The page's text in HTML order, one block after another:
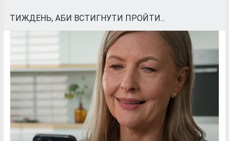
ТИЖДЕНЬ, АБИ ВСТИГНУТИ ПРОЙТИ...